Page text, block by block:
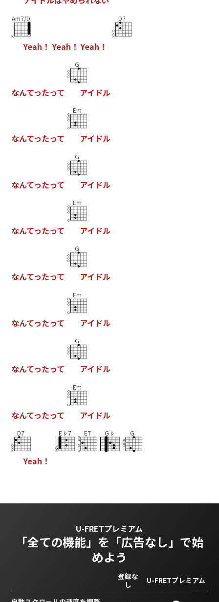
Am7/D
Yeah ！ Yeah ！ Yeah ！
D7
なんてったって
G
アイ ドル
なんてったって
Em
アイ ドル
なんてったって
G
アイ ドル
なんてったって
Em
アイ ドル
なんてったって
G
アイ ドル
なんてったって
Em
アイ ドル
なんてったって
G
アイ ドル
なんてったって
Em
アイ ドル
D7
Yeah ！
E♭7 E7 G♭ G
U-FRETプレミアム
「全ての機能」を 「広告なし」で始
めよう
登録な
し
U-FRETプレミアム